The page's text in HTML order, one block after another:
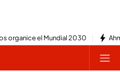
organice el Mundial 2030